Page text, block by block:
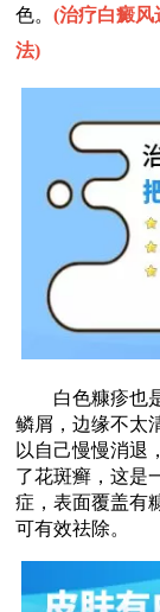
色。(治疗白癜风
法)
白色糠疹也是
鳞屑，边缘不太
以自己慢慢消退
了花斑癣，这是
症，表面覆盖有
可有效祛除。